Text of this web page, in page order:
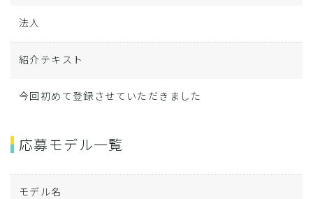
法人
紹介テキスト
今回初めて登録させていただきました
応募モデル一覧
モデル名